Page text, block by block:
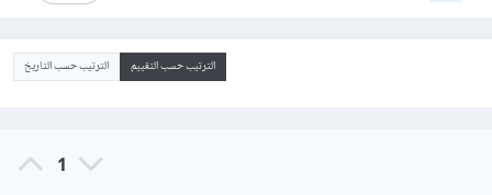
الترتيب حسب التقييم الترتيب حسب التاريخ
1